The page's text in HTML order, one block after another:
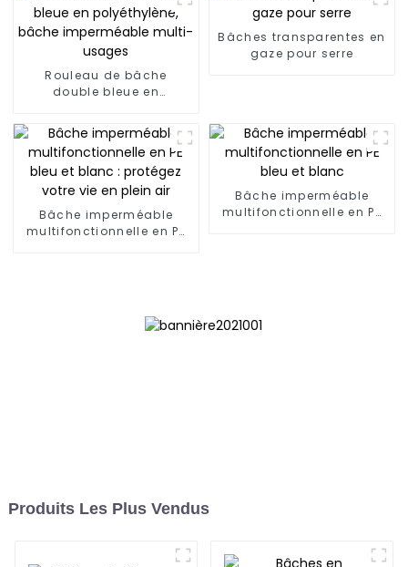
Hong Kong et Taïwan
Rouleau de bâche
double bleue en
imperméable multi-
usages
Bâches transparentes en
gaze pour serre
Bâche imperméable
multifonctionnelle en PE
Bâche imperméable
multifonctionnelle en PE
Produits Les Plus Vendus